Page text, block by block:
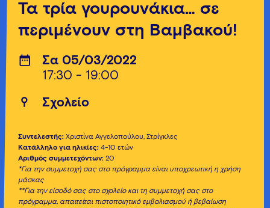
Τα τρία γουρουνάκια… σε
περιμένουν στη Βαμβακού!
Σα 05/03/2022
17:30 - 19:00
Σχολείο
Συντελεστής: Χριστίνα Αγγελοπούλου, Στρίγκλες
Κατάλληλο για ηλικίες: 4-10 ετών
Αριθμός συμμετεχόντων: 20
*Για την συμμετοχή σας στο πρόγραμμα είναι υποχρεωτική η χρήση
μάσκας
**Για την είσοδό σας στο σχολείο και τη συμμετοχή σας στο
πρόγραμμα, απαιτείται πιστοποιητικό εμβολιασμού ή βεβαίωση